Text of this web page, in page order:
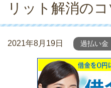
リット解消の
2021年8月19日 過払い